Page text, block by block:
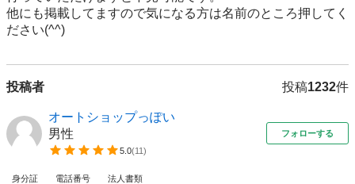
他にも掲載してますので気になる方は名前のところ押してく
ださい(^^)
投稿者 投稿1232件
オートショップっぽい
男性
5.0(11)
フォローする
身分証 電話番号 法人書類